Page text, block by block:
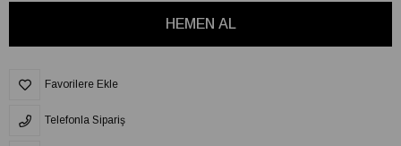
Favorilere Ekle
Telefonla Sipariş